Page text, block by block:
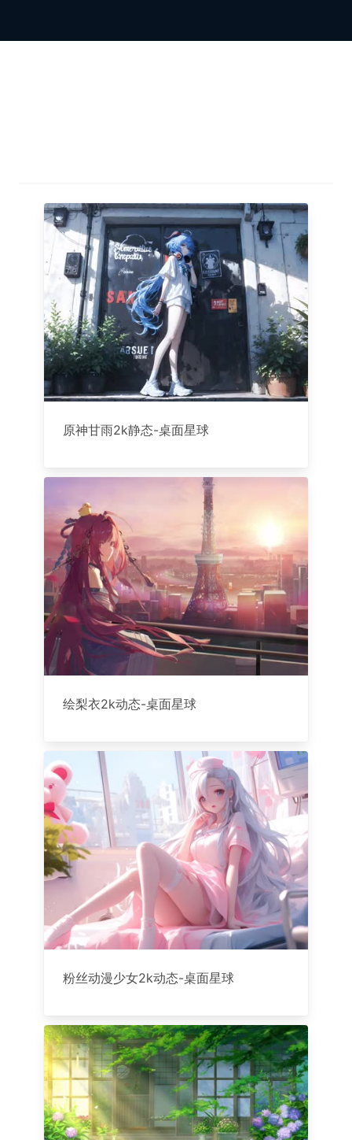
原神甘雨2k静态-桌面星球
绘梨衣2k动态-桌面星球
粉丝动漫少女2k动态-桌面星球